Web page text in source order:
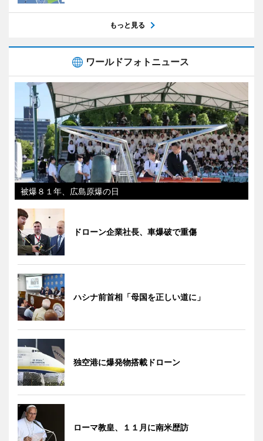
もっと見る
ワールドフォトニュース
被爆８１年、広島原爆の日
ドローン企業社長、車爆破で重傷
ハシナ前首相「母国を正しい道に」
独空港に爆発物搭載ドローン
ローマ教皇、１１月に南米歴訪